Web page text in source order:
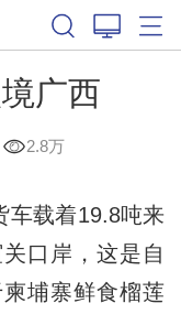
广西
2.8万
载着19.8吨来
口岸，这是自
埔寨鲜食榴莲